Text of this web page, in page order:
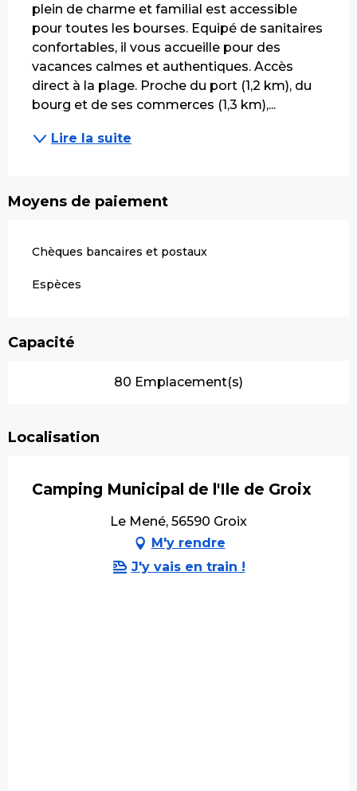
plein de charme et familial est accessible
pour toutes les bourses. Equipé de sanitaires
confortables, il vous accueille pour des
vacances calmes et authentiques. Accès
direct à la plage. Proche du port (1,2 km), du
bourg et de ses commerces (1,3 km),...
Lire la suite
Moyens de paiement
Chèques bancaires et postaux
Espèces
Capacité
80 Emplacement(s)
Localisation
Camping Municipal de l'Ile de Groix
Le Mené, 56590 Groix
M'y rendre
J'y vais en train !